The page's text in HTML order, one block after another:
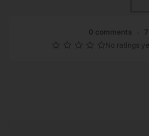
0 comments
No ratings